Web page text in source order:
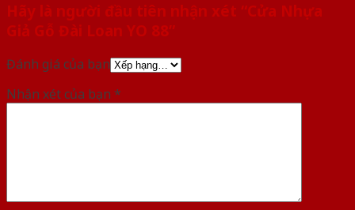
Hãy là người đầu tiên nhận xét “Cửa Nhựa
Giả Gỗ Đài Loan YO 88”
Đánh giá của bạn
Nhận xét của bạn *